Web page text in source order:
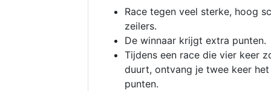
Race tegen veel sterke, hoog
zeilers.
De winnaar krijgt extra punten.
Tijdens een race die vier keer
duurt, ontvang je twee keer
punten.